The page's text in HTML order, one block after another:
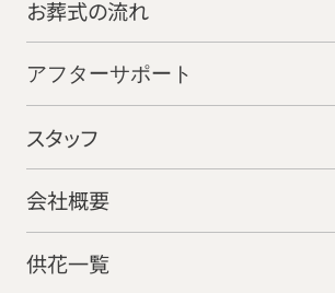
お葬式の流れ
アフターサポート
スタッフ
会社概要
供花一覧